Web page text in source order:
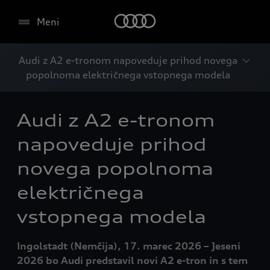
Meni
Audi z A2 e-tronom napoveduje prihod novega
popolnoma električnega vstopnega modela
Audi z A2 e-tronom
napoveduje prihod
novega popolnoma
električnega
vstopnega modela
Ingolstadt (Nemčija), 17. marec 2026 – Jeseni
2026 bo Audi predstavil novi A2 e-tron in s tem